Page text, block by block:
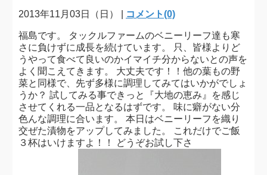
2013年11月03日（日） | コメント(0)
福島です。 タックルファームのベニーリーフ達も寒
さに負けずに成長を続けています。 只、皆様よりど
うやって食べて良いのかイマイチ分からないとの声を
よく聞こえてきます。 大丈夫です！！他の葉もの野
菜と同様で、先ず多様に調理してみてはいかがでしょ
うか？ 試してみる事できっと『大地の恵み』を感じ
させてくれる一品となるはずです。 味に癖がない分
色んな調理に合います。 本日はベニーリーフを織り
交ぜた漬物をアップしてみました。 これだけでご飯
３杯はいけますよ！！ どうぞお試し下さ